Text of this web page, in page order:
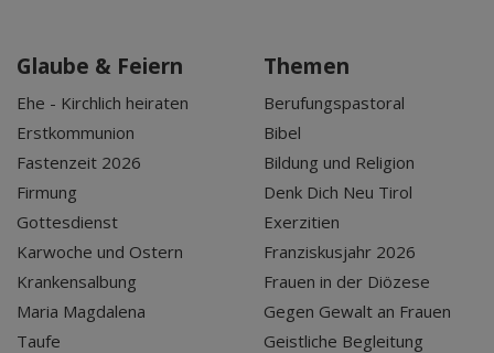
Glaube & Feiern
Ehe - Kirchlich heiraten
Erstkommunion
Fastenzeit 2026
Firmung
Gottesdienst
Karwoche und Ostern
Krankensalbung
Maria Magdalena
Taufe
Themen
Berufungspastoral
Bibel
Bildung und Religion
Denk Dich Neu Tirol
Exerzitien
Franziskusjahr 2026
Frauen in der Diözese
Gegen Gewalt an Frauen
Geistliche Begleitung